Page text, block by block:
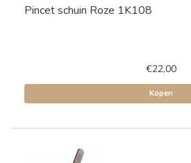
Pincet schuin Roze 1K108
€22,00
Kopen